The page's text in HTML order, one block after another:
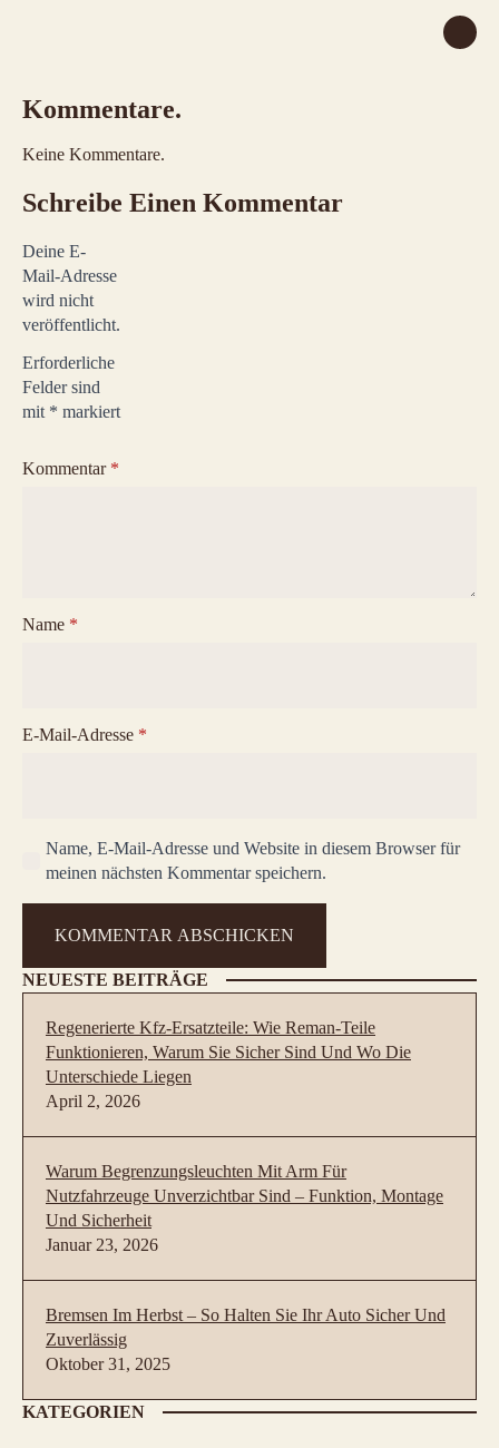
Kommentare.
Keine Kommentare.
Schreibe Einen Kommentar
Deine E-
Mail-Adresse
wird nicht
veröffentlicht.
Erforderliche
Felder sind
mit * markiert
Kommentar *
Name *
E-Mail-Adresse *
Name, E-Mail-Adresse und Website in diesem Browser für
meinen nächsten Kommentar speichern.
NEUESTE BEITRÄGE
Regenerierte Kfz-Ersatzteile: Wie Reman-Teile
Funktionieren, Warum Sie Sicher Sind Und Wo Die
Unterschiede Liegen
April 2, 2026
Warum Begrenzungsleuchten Mit Arm Für
Nutzfahrzeuge Unverzichtbar Sind – Funktion, Montage
Und Sicherheit
Januar 23, 2026
Bremsen Im Herbst – So Halten Sie Ihr Auto Sicher Und
Zuverlässig
Oktober 31, 2025
KATEGORIEN